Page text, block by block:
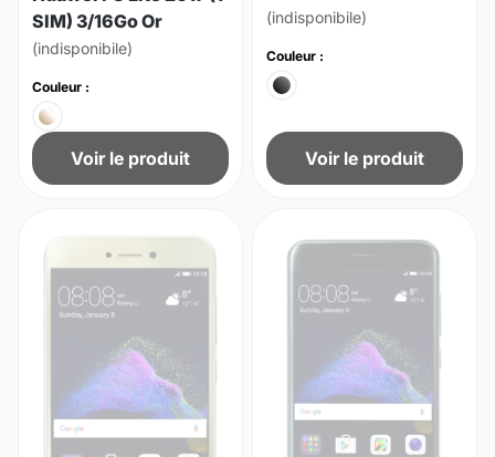
SIM) 3/16Go Or
(indisponibile)
Couleur :
Voir le produit
(indisponibile)
Couleur :
Voir le produit